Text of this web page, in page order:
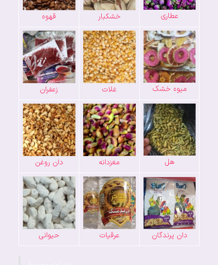
عطاری خشکبار قهوه
میوه خشک غلات زعفران
هل مغزدانه دان روغن
دان پرندگان عرقیات حیوانی